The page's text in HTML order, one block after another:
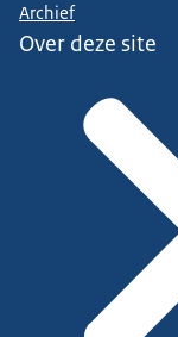
Archief
Over deze site